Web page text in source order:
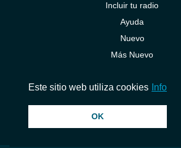
Incluir tu radio
Ayuda
Nuevo
Más Nuevo
© 2026 InstantAudio. Reservados todos los derechos.
Este sitio web utiliza cookies Info
OK